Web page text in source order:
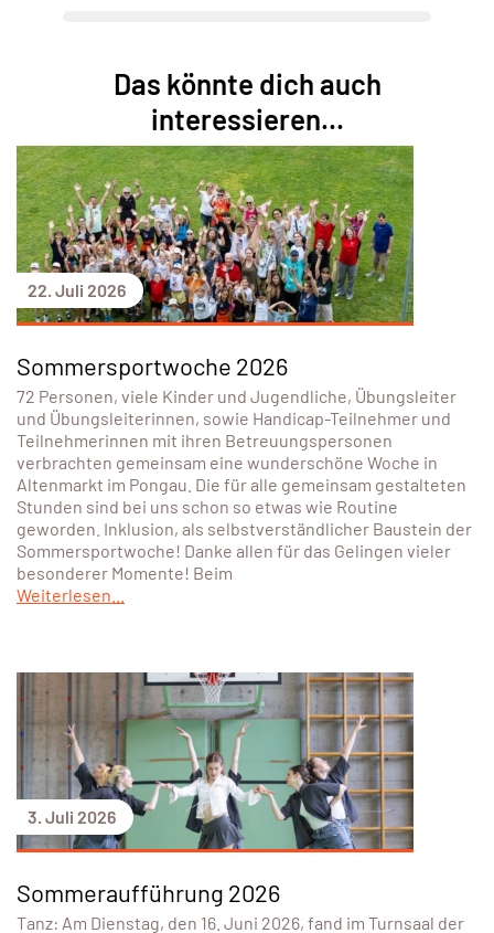
Das könnte dich auch
interessieren...
22. Juli 2026
Sommersportwoche 2026
72 Personen, viele Kinder und Jugendliche, Übungsleiter
und Übungsleiterinnen, sowie Handicap-Teilnehmer und
Teilnehmerinnen mit ihren Betreuungspersonen
verbrachten gemeinsam eine wunderschöne Woche in
Altenmarkt im Pongau. Die für alle gemeinsam gestalteten
Stunden sind bei uns schon so etwas wie Routine
geworden. Inklusion, als selbstverständlicher Baustein der
Sommersportwoche! Danke allen für das Gelingen vieler
besonderer Momente! Beim
Weiterlesen...
3. Juli 2026
Sommeraufführung 2026
Tanz: Am Dienstag, den 16. Juni 2026, fand im Turnsaal der